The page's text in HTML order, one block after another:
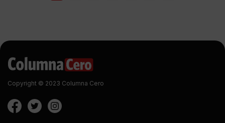
Copyright © 2023 Columna Cero